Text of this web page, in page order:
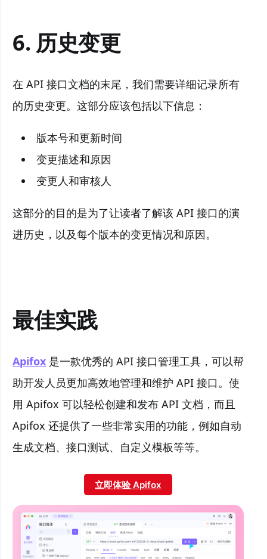
6. 历史变更
在 API 接口文档的末尾，我们需要详细记录所有
的历史变更。这部分应该包括以下信息：
版本号和更新时间
变更描述和原因
变更人和审核人
这部分的目的是为了让读者了解该 API 接口的演
进历史，以及每个版本的变更情况和原因。
最佳实践
Apifox 是一款优秀的 API 接口管理工具，可以帮
助开发人员更加高效地管理和维护 API 接口。使
用 Apifox 可以轻松创建和发布 API 文档，而且
Apifox 还提供了一些非常实用的功能，例如自动
生成文档、接口测试、自定义模板等等。
立即体验 Apifox